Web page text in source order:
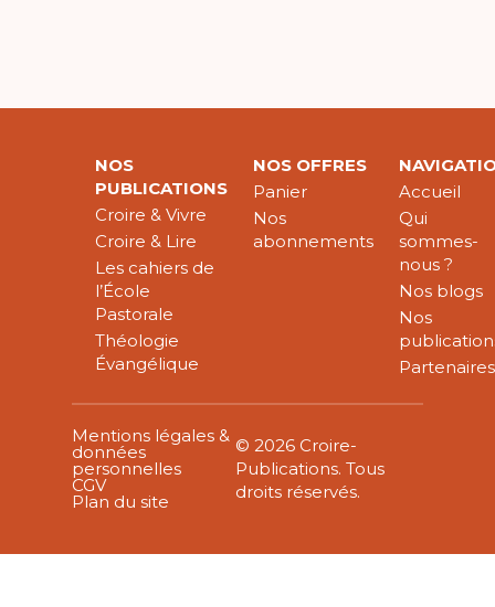
NOS
PUBLICATIONS
Croire & Vivre
Croire & Lire
Les cahiers de
l’École
Pastorale
Théologie
Évangélique
NOS OFFRES
Panier
Nos
abonnements
Accueil
Qui
sommes-
nous ?
Nos blogs
Nos
Partenaires
Mentions légales &
données
personnelles
CGV
Plan du site
© 2026 Croire-
Publications. Tous
droits réservés.